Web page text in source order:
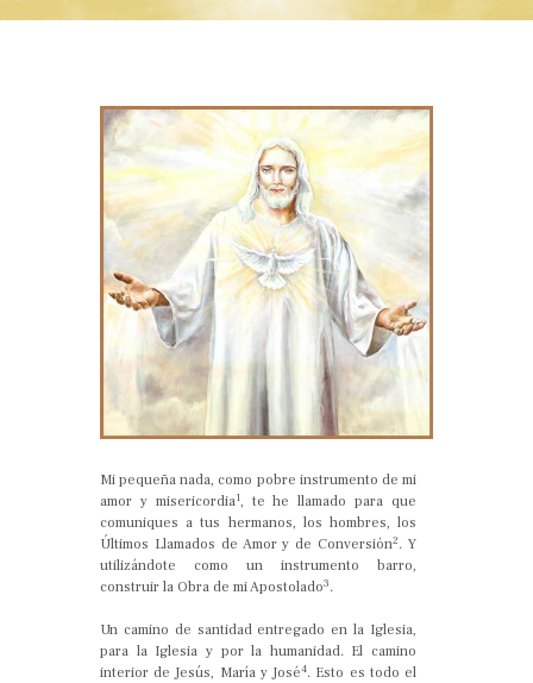
Mi pequeña nada, como pobre instrumento de mi
amor y misericordia1, te he llamado para que
comuniques a tus hermanos, los hombres, los
Últimos Llamados de Amor y de Conversión2. Y
utilizándote como un instrumento barro,
construir la Obra de mi Apostolado3.
Un camino de santidad entregado en la Iglesia,
para la Iglesia y por la humanidad. El camino
interior de Jesús, María y José4. Esto es todo el